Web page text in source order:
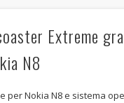
Extreme
N8
per Nokia N8 e sistema